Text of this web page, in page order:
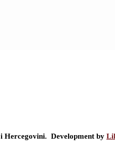
Hercegovini. Development by